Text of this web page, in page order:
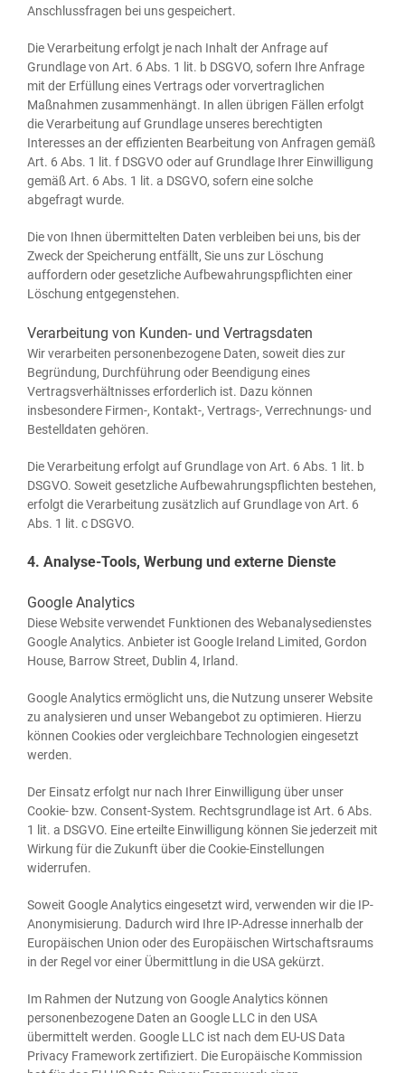
Anschluss­fra­gen bei uns gespeichert.
Die Ver­ar­bei­tung erfolgt je nach Inhalt der Anfra­ge auf
Grund­la­ge von Art. 6 Abs. 1 lit. b DSGVO, sofern Ihre Anfra­ge
mit der Erfül­lung eines Ver­trags oder vor­ver­trag­li­chen
Maß­nah­men zusam­men­hängt. In allen übri­gen Fäl­len erfolgt
die Ver­ar­bei­tung auf Grund­la­ge unse­res berech­tig­ten
Inter­es­ses an der effi­zi­en­ten Bear­bei­tung von Anfra­gen gemäß
Art. 6 Abs. 1 lit. f DSGVO oder auf Grund­la­ge Ihrer Ein­wil­li­gung
gemäß Art. 6 Abs. 1 lit. a DSGVO, sofern eine sol­che
abge­fragt wurde.
Die von Ihnen über­mit­tel­ten Daten ver­blei­ben bei uns, bis der
Zweck der Spei­che­rung ent­fällt, Sie uns zur Löschung
auf­for­dern oder gesetz­li­che Auf­be­wah­rungs­pflich­ten einer
Löschung entgegenstehen.
Verarbeitung von Kunden- und Vertragsdaten
Wir ver­ar­bei­ten per­so­nen­be­zo­ge­ne Daten, soweit dies zur
Begrün­dung, Durch­füh­rung oder Been­di­gung eines
Ver­trags­ver­hält­nis­ses erfor­der­lich ist. Dazu kön­nen
ins­be­son­de­re Firmen‑, Kontakt‑, Vertrags‑, Ver­rech­nungs- und
Bestell­da­ten gehören.
Die Ver­ar­bei­tung erfolgt auf Grund­la­ge von Art. 6 Abs. 1 lit. b
DSGVO. Soweit gesetz­li­che Auf­be­wah­rungs­pflich­ten bestehen,
erfolgt die Ver­ar­bei­tung zusätz­lich auf Grund­la­ge von Art. 6
Abs. 1 lit. c DSGVO.
4. Analyse-Tools, Werbung und externe Dienste
Google Analytics
Die­se Web­site ver­wen­det Funk­tio­nen des Web­ana­ly­se­diens­tes
Goog­le Ana­ly­tics. Anbie­ter ist Goog­le Ire­land Limi­t­ed, Gor­don
House, Bar­row Street, Dub­lin 4, Irland.
Goog­le Ana­ly­tics ermög­licht uns, die Nut­zung unse­rer Web­site
zu ana­ly­sie­ren und unser Web­an­ge­bot zu opti­mie­ren. Hier­zu
kön­nen Coo­kies oder ver­gleich­ba­re Tech­no­lo­gien ein­ge­setzt
werden.
Der Ein­satz erfolgt nur nach Ihrer Ein­wil­li­gung über unser
Coo­kie- bzw. Con­sent-Sys­tem. Rechts­grund­la­ge ist Art. 6 Abs.
1 lit. a DSGVO. Eine erteil­te Ein­wil­li­gung kön­nen Sie jeder­zeit mit
Wir­kung für die Zukunft über die Coo­kie-Ein­stel­lun­gen
widerrufen.
Soweit Goog­le Ana­ly­tics ein­ge­setzt wird, ver­wen­den wir die IP-
Anony­mi­sie­rung. Dadurch wird Ihre IP-Adres­se inner­halb der
Euro­päi­schen Uni­on oder des Euro­päi­schen Wirt­schafts­raums
in der Regel vor einer Über­mitt­lung in die USA gekürzt.
Im Rah­men der Nut­zung von Goog­le Ana­ly­tics kön­nen
per­so­nen­be­zo­ge­ne Daten an Goog­le LLC in den USA
über­mit­telt wer­den. Goog­le LLC ist nach dem EU-US Data
Pri­va­cy Frame­work zer­ti­fi­ziert. Die Euro­päi­sche Kom­mis­si­on